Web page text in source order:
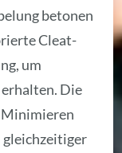
betonen
Cleat-
um
Die
gleichzeitiger